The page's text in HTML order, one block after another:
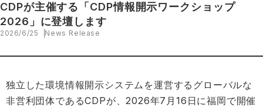
CDPが主催する「CDP情報開示ワークショップ
2026」に登壇します
2026/6/25 News Release
独立した環境情報開示システムを運営するグローバルな
非営利団体であるCDPが、2026年7月16日に福岡で開催